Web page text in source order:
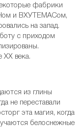
фабрики
и ВХУТЕМАСом,
на запад.
с приходом
XX века.
из глины
не переставали
эта магия, когда
белоснежные